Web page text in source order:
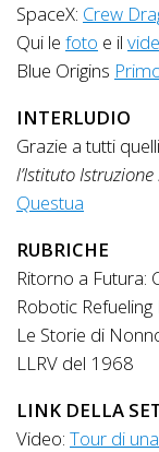
SpaceX: Crew
Qui le foto e il
Blue Origins
INTERLUDIO
Grazie a tutti
l’Istituto
Questua
RUBRICHE
Ritorno a Futura:
Robotic
Le Storie di
LLRV del 1968
LINK DELLA
Video: Tour di